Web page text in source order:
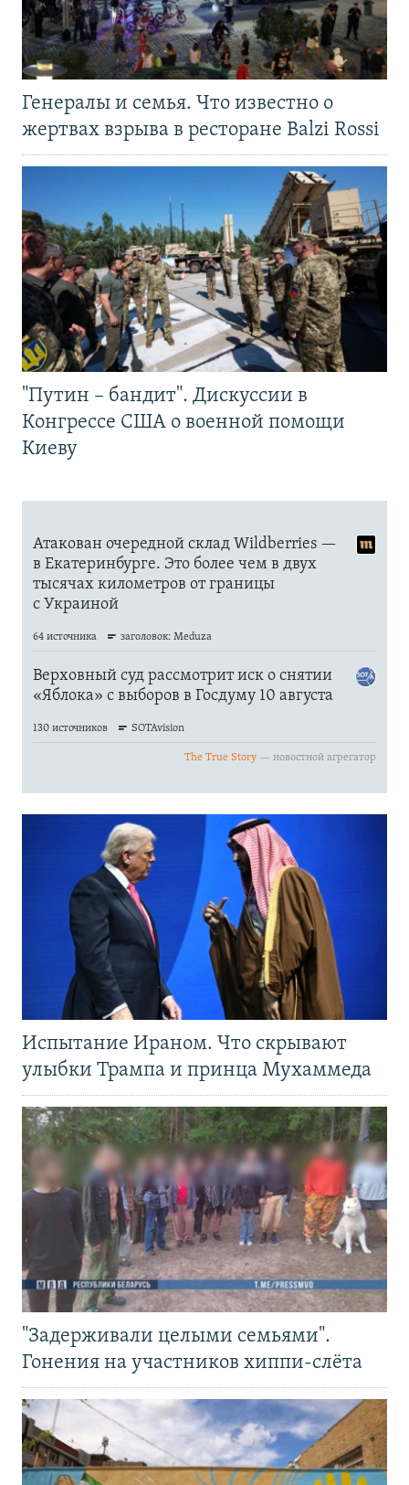
Генералы и семья. Что известно о
жертвах взрыва в ресторане Balzi Rossi
"Путин – бандит". Дискуссии в
Конгрессе США о военной помощи
Киеву
Испытание Ираном. Что скрывают
улыбки Трампа и принца Мухаммеда
"Задерживали целыми семьями".
Гонения на участников хиппи-слёта